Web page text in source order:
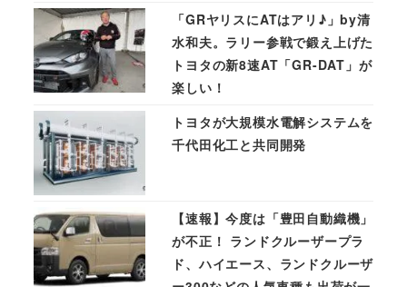
「GRヤリスにATはアリ♪」by清
水和夫。ラリー参戦で鍛え上げた
トヨタの新8速AT「GR-DAT」が
楽しい！
トヨタが大規模水電解システムを
千代田化工と共同開発
【速報】今度は「豊田自動織機」
が不正！ ランドクルーザープラ
ド、ハイエース、ランドクルーザ